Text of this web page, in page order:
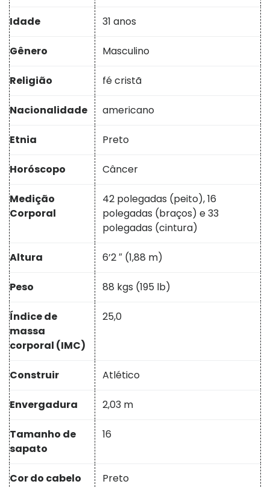
Idade 31 anos
Gênero Masculino
Religião fé cristã
Nacionalidade americano
Etnia Preto
Horóscopo Câncer
Medição
Corporal
42 polegadas (peito), 16
polegadas (braços) e 33
polegadas (cintura)
Altura 6’2 ″ (1,88 m)
Peso 88 kgs (195 lb)
Índice de
massa
corporal (IMC)
25,0
Construir Atlético
Envergadura 2,03 m
Tamanho de
sapato
16
Cor do cabelo Preto